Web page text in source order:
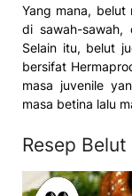
Yang mana, belut
di sawah-sawah,
Selain itu, belut
bersifat
masa juvenile
masa betina lalu
Resep